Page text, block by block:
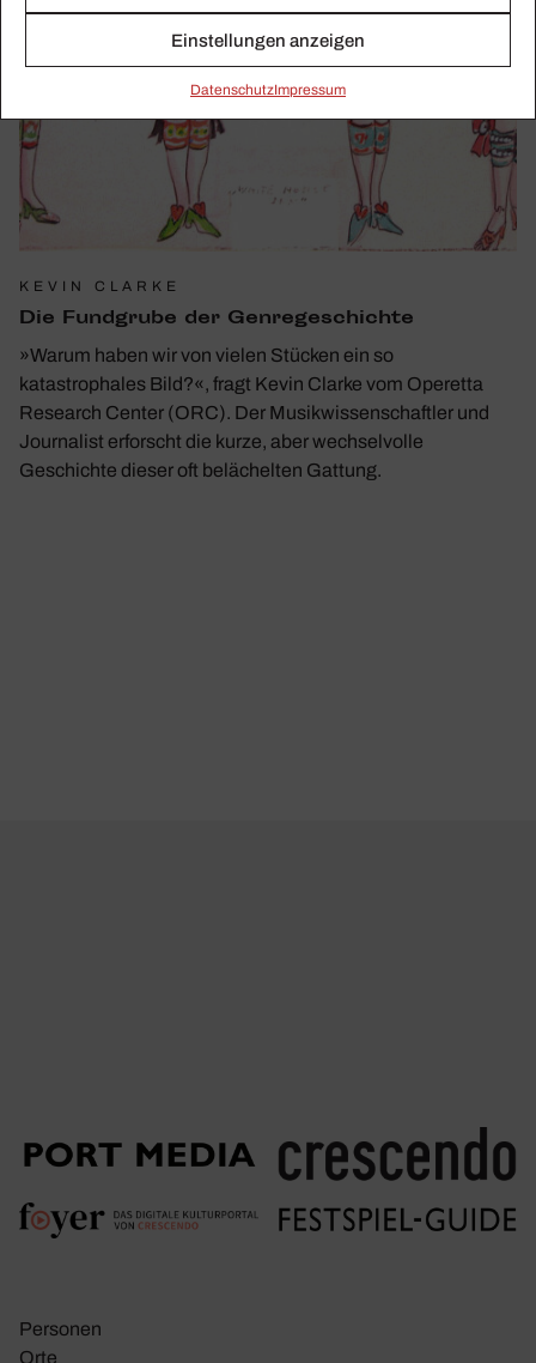
Einstellungen anzeigen
Daten­schutzImpressum
KEVIN CLARKE
Die Fund­grube der Genre­ge­schichte
»Warum haben wir von vielen Stücken ein so
katastrophales Bild?«, fragt Kevin Clarke vom Operetta
Research Center (ORC). Der Musikwissenschaftler und
Journalist erforscht die kurze, aber wechselvolle
Geschichte dieser oft belächelten Gattung.
Personen
Orte